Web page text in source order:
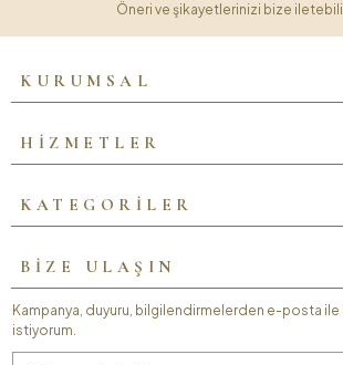
Öneri ve şikayetlerinizi bize
KURUMSAL
HİZMETLER
KATEGORİLER
BİZE ULAŞIN
Kampanya, duyuru, bilgilendirmelerden e-posta
istiyorum.